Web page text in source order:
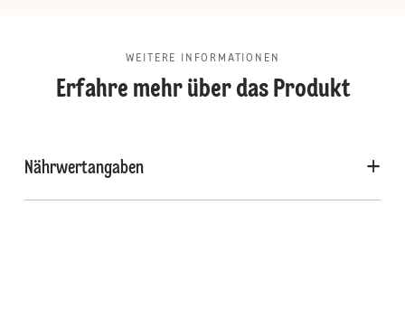
WEITERE INFORMATIONEN
Erfahre mehr über das Produkt
Nährwertangaben